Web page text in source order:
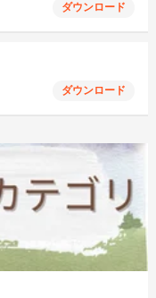
ダウンロード
ダウンロード